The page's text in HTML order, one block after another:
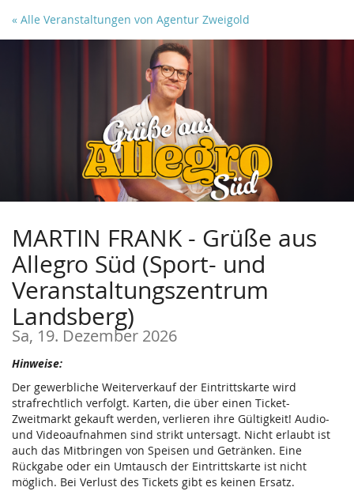
Zum
« Alle Veranstaltungen von Agentur Zweigold
MARTIN FRANK - Grüße aus
Allegro Süd (Sport- und
Veranstaltungszentrum
Landsberg)
Sa, 19. Dezember 2026
Hinweise:
Der gewerbliche Weiterverkauf der Eintrittskarte wird
strafrechtlich verfolgt. Karten, die über einen Ticket-
Zweitmarkt gekauft werden, verlieren ihre Gültigkeit! Audio-
und Videoaufnahmen sind strikt untersagt. Nicht erlaubt ist
auch das Mitbringen von Speisen und Getränken. Eine
Rückgabe oder ein Umtausch der Eintrittskarte ist nicht
möglich. Bei Verlust des Tickets gibt es keinen Ersatz.